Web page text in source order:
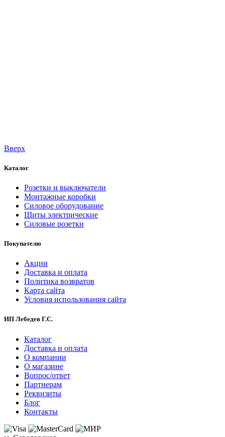
Вверх
Каталог
Розетки и выключатели
Монтажные коробки
Силовое оборудование
Щиты электрические
Силовые розетки
Покупателю
Акции
Доставка и оплата
Политика возвратов
Карта сайта
Условия использования сайта
ИП Лебедев Г.С.
Каталог
Доставка и оплата
О компании
О магазине
Вопрос/ответ
Партнерам
Реквизиты
Блог
Контакты